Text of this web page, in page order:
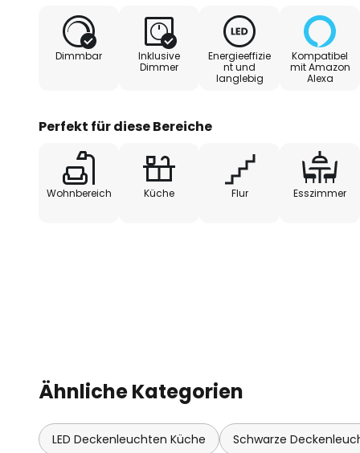
Einbindung per App oder Sprachbefehl.
Technische Daten / Kompatibilität:
ermöglicht Voreinstellungen und
- Sprachsteuerung über Google Assistant oder
- RGB und Farbtemperatur einstellbar: 2.700 K -
einstellbar: 2.700…6.500 K. Dimmbar.
SMART+ App. Produktvorteile: Einfache und
Anwendungsgebiete: Innenraumanwendungen.
Arbeitszimmer. Technische Ausstattung: Für die
Dimmbar
Inklusive
Dimmer
Energieeffizie
nt und
langlebig
Kompatibel
mit Amazon
Alexa
Perfekt für diese Bereiche
Wohnbereich Küche Flur Esszimmer
Ähnliche Kategorien
LED Deckenleuchten Küche Schwarze